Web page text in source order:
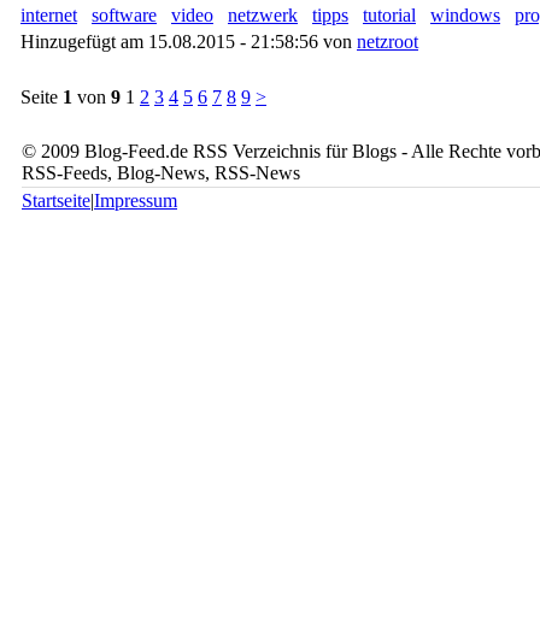
internet software video netzwerk tipps tutorial windows
Hinzugefügt am 15.08.2015 - 21:58:56 von netzroot
Seite 1 von 9 1 2 3 4 5 6 7 8 9 >
© 2009 Blog-Feed.de RSS Verzeichnis für Blogs - Alle Rechte
RSS-Feeds, Blog-News, RSS-News
Startseite|Impressum